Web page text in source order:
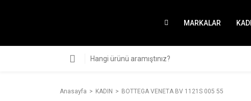
MARKALAR
Anasayfa KADIN BOTTEGA VENETA BV 1121S 005 55